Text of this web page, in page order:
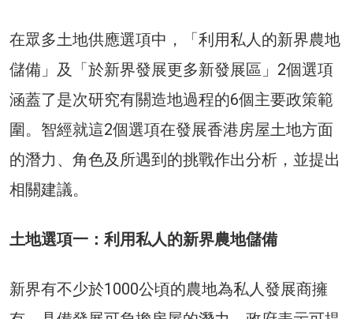
在眾多土地供應選項中，「利用私人的新界農地
儲備」及「於新界發展更多新發展區」2個選項
涵蓋了是次研究有關造地過程的6個主要政策範
圍。智經就這2個選項在發展香港房屋土地方面
的潛力、角色及所遇到的挑戰作出分析，並提出
相關建議。
土地選項一：利用私人的新界農地儲備
新界有不少於1000公頃的農地為私人發展商擁